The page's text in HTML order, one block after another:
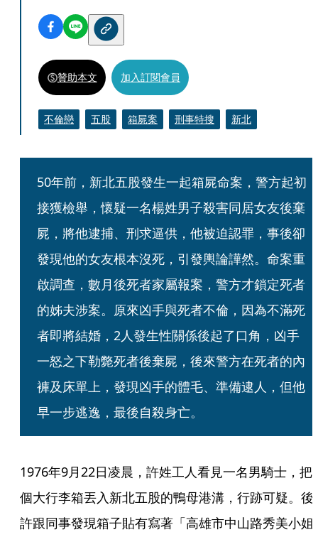
贊助本文 加入訂閱會員
不倫戀 五股 箱屍案 刑事特搜 新北
50年前，新北五股發生一起箱屍命案，警方起初
接獲檢舉，懷疑一名楊姓男子殺害同居女友後棄
屍，將他逮捕、刑求逼供，他被迫認罪，事後卻
發現他的女友根本沒死，引發輿論譁然。命案重
啟調查，數月後死者家屬報案，警方才鎖定死者
的姊夫涉案。原來凶手與死者不倫，因為不滿死
者即將結婚，2人發生性關係後起了口角，凶手
一怒之下勒斃死者後棄屍，後來警方在死者的內
褲及床單上，發現凶手的體毛、準備逮人，但他
早一步逃逸，最後自殺身亡。
1976年9月22日凌晨，許姓工人看見一名男騎士，把
個大行李箱丟入新北五股的鴨母港溝，行跡可疑。後
許跟同事發現箱子貼有寫著「高雄市中山路秀美小姐